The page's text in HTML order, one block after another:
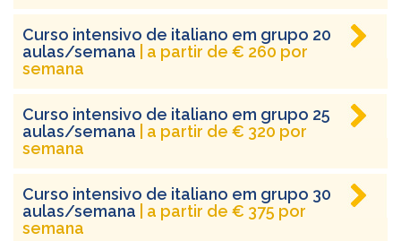
Curso intensivo de italiano em grupo 20
aulas/semana
| a partir de € 260 por
semana
Curso intensivo de italiano em grupo 25
aulas/semana
| a partir de € 320 por
semana
Curso intensivo de italiano em grupo 30
aulas/semana
| a partir de € 375 por
semana